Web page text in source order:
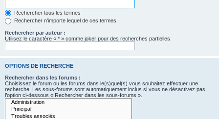
Rechercher tous les termes
Rechercher n’importe lequel de ces termes
Rechercher par auteur :
Utilisez le caractère « * » comme joker pour des recherches partielles.
OPTIONS DE RECHERCHE
Rechercher dans les forums :
Choisissez le forum ou les forums dans le(s)quel(s) vous souhaitez effectuer une
recherche. Les sous-forums sont automatiquement inclus si vous ne désactivez pas
l’option ci-dessous « Rechercher dans les sous-forums ».